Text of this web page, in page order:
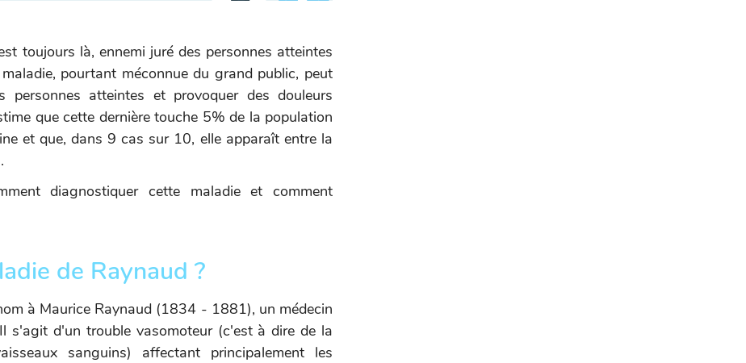
toujours là, ennemi juré des personnes atteintes
pourtant méconnue du grand public, peut
personnes atteintes et provoquer des douleurs
que cette dernière touche 5% de la population
et que, dans 9 cas sur 10, elle apparaît entre la
diagnostiquer cette maladie et comment
de Raynaud ?
à Maurice Raynaud (1834 - 1881), un médecin
s'agit d'un trouble vasomoteur (c'est à dire de la
sanguins) affectant principalement les